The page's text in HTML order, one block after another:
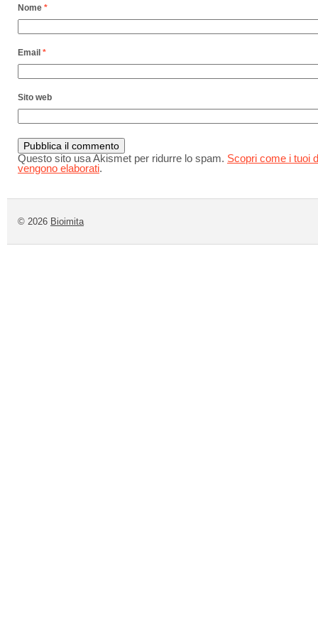
Nome *
Email *
Sito web
Questo sito usa Akismet per ridurre lo spam. Scopri come i tuoi
vengono elaborati.
© 2026 Bioimita